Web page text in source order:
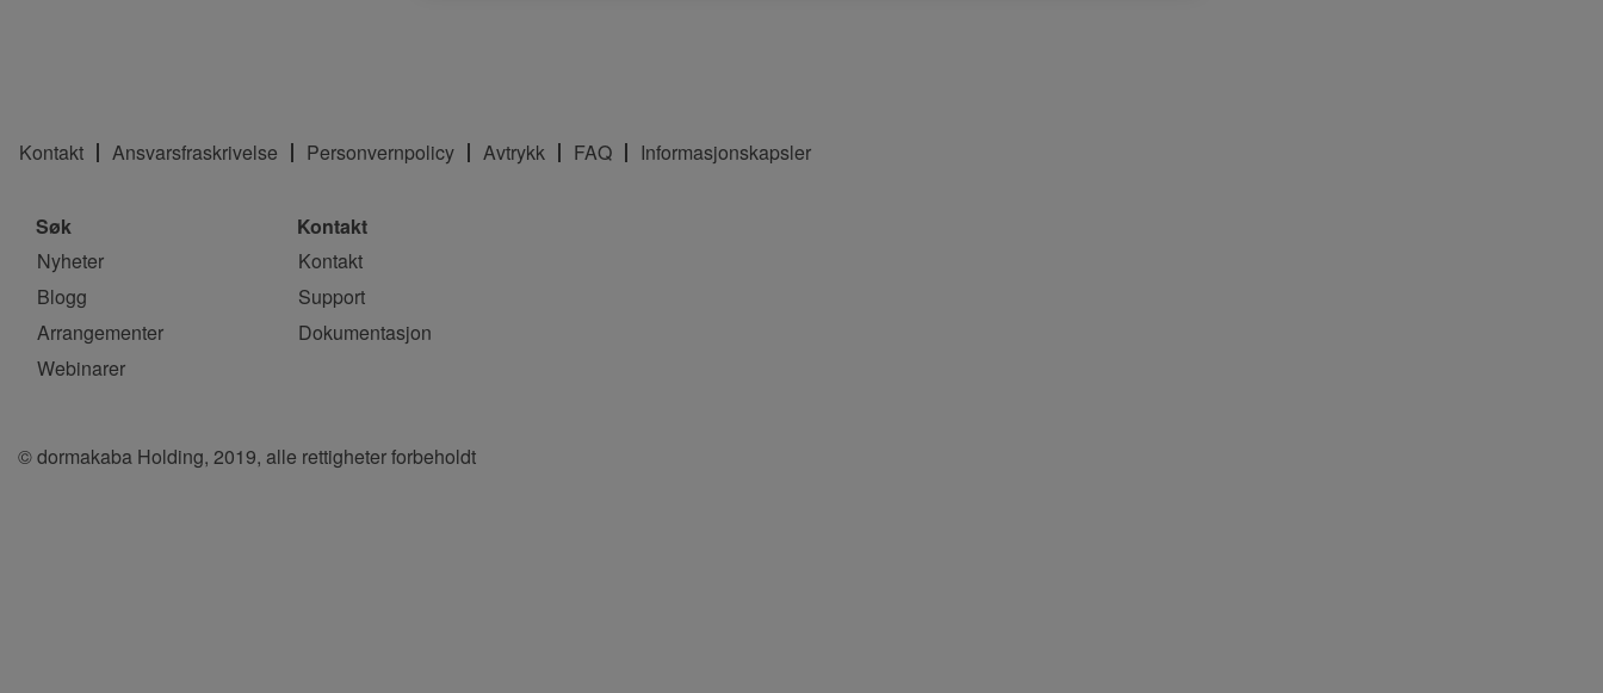
Kontakt Ansvarsfraskrivelse Personvernpolicy Avtrykk FAQ Informasjonskapsler
Søk
Nyheter
Blogg
Arrangementer
Webinarer
Kontakt
Kontakt
Support
Dokumentasjon
© dormakaba Holding, 2019, alle rettigheter forbeholdt